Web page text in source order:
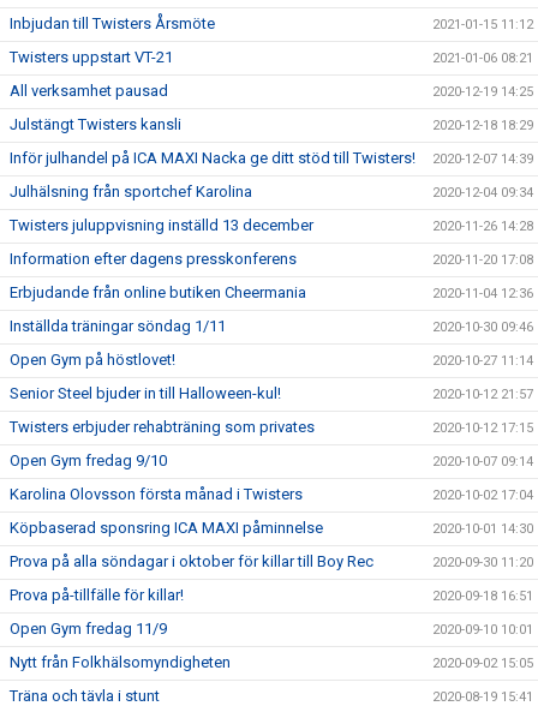
Inbjudan till Twisters Årsmöte 2021-01-15 11:12
Twisters uppstart VT-21 2021-01-06 08:21
All verksamhet pausad 2020-12-19 14:25
Julstängt Twisters kansli 2020-12-18 18:29
Inför julhandel på ICA MAXI Nacka ge ditt stöd till Twisters! 2020-12-07 14:39
Julhälsning från sportchef Karolina 2020-12-04 09:34
Twisters juluppvisning inställd 13 december 2020-11-26 14:28
Information efter dagens presskonferens 2020-11-20 17:08
Erbjudande från online butiken Cheermania 2020-11-04 12:36
Inställda träningar söndag 1/11 2020-10-30 09:46
Open Gym på höstlovet! 2020-10-27 11:14
Senior Steel bjuder in till Halloween-kul! 2020-10-12 21:57
Twisters erbjuder rehabträning som privates 2020-10-12 17:15
Open Gym fredag 9/10 2020-10-07 09:14
Karolina Olovsson första månad i Twisters 2020-10-02 17:04
Köpbaserad sponsring ICA MAXI påminnelse 2020-10-01 14:30
Prova på alla söndagar i oktober för killar till Boy Rec 2020-09-30 11:20
Prova på-tillfälle för killar! 2020-09-18 16:51
Open Gym fredag 11/9 2020-09-10 10:01
Nytt från Folkhälsomyndigheten 2020-09-02 15:05
Träna och tävla i stunt 2020-08-19 15:41